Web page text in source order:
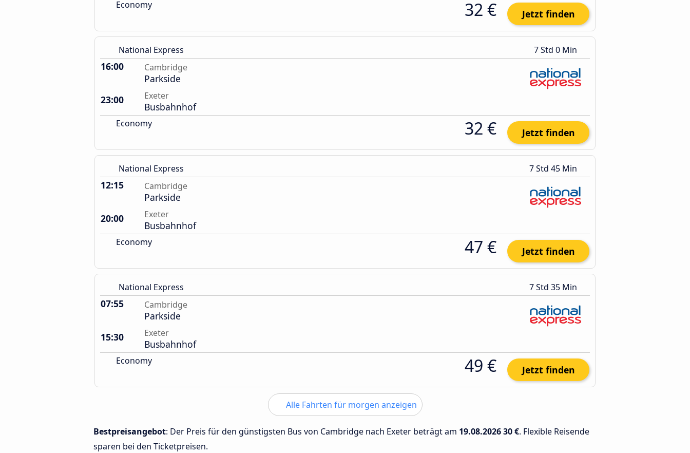
Economy 32 € Jetzt finden
National Express 7 Std 0 Min
16:00 Cambridge
Parkside
23:00
Exeter
Busbahnhof
Economy 32 € Jetzt finden
National Express 7 Std 45 Min
12:15 Cambridge
Parkside
20:00
Exeter
Busbahnhof
Economy 47 € Jetzt finden
National Express 7 Std 35 Min
07:55 Cambridge
Parkside
15:30
Exeter
Busbahnhof
Economy 49 € Jetzt finden
Alle Fahrten für morgen anzeigen
Bestpreisangebot: Der Preis für den günstigsten Bus von Cambridge nach Exeter beträgt am 19.08.202630 €. Flexible Reisende
sparen bei den Ticketpreisen.